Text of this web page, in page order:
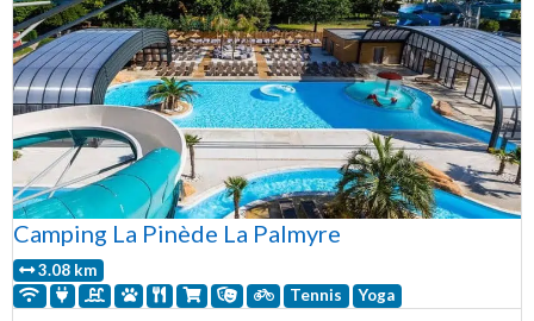
Camping La Pinède La Palmyre
3.08 km
Tennis
Yoga